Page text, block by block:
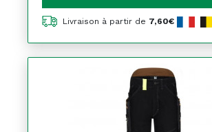
Livraison à partir de 7,60€